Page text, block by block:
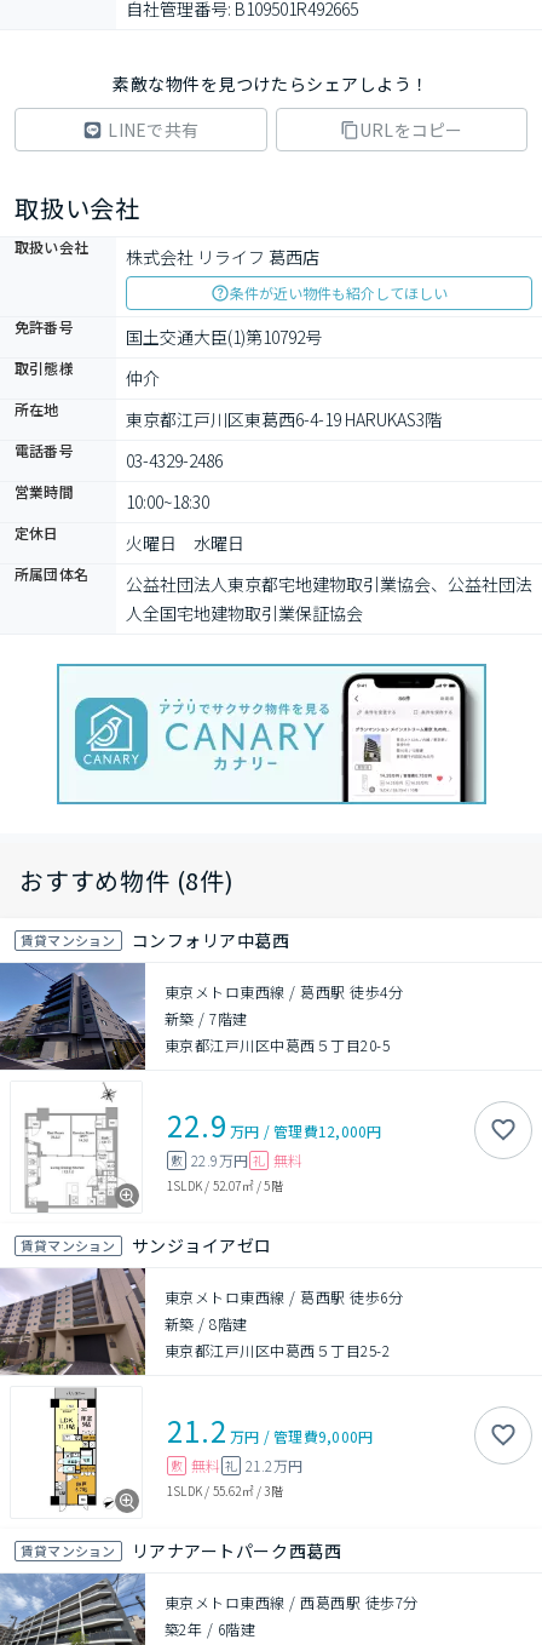
自社管理番号: B109501R492665
素敵な物件を見つけたらシェアしよう！
LINEで共有
URLをコピー
取扱い会社
取扱い会社 株式会社 リライフ 葛西店
条件が近い物件も紹介してほしい
免許番号
国土交通大臣(1)第10792号
取引態様 仲介
所在地 東京都江戸川区東葛西6-4-19 HARUKAS3階
電話番号 03-4329-2486
営業時間 10:00~18:30
定休日 火曜日　水曜日
所属団体名
公益社団法⼈東京都宅地建物取引業協会、公益社団法
⼈全国宅地建物取引業保証協会
おすすめ物件 (8件)
賃貸マンション コンフォリア中葛西
東京メトロ東西線 / 葛西駅 徒歩4分
新築 /7階建
東京都江戸川区中葛西５丁目20-5
22.9 万円 /管理費12,000円
敷 22.9万円 礼 無料
1SLDK / 52.07㎡/5階
賃貸マンション サンジョイアゼロ
東京メトロ東西線 / 葛西駅 徒歩6分
新築 /8階建
東京都江戸川区中葛西５丁目25-2
21.2 万円 /管理費9,000円
敷 無料 礼 21.2万円
1SLDK / 55.62㎡/3階
賃貸マンション リアナアートパーク西葛西
東京メトロ東西線 / 西葛西駅 徒歩7分
築2年 / 6階建